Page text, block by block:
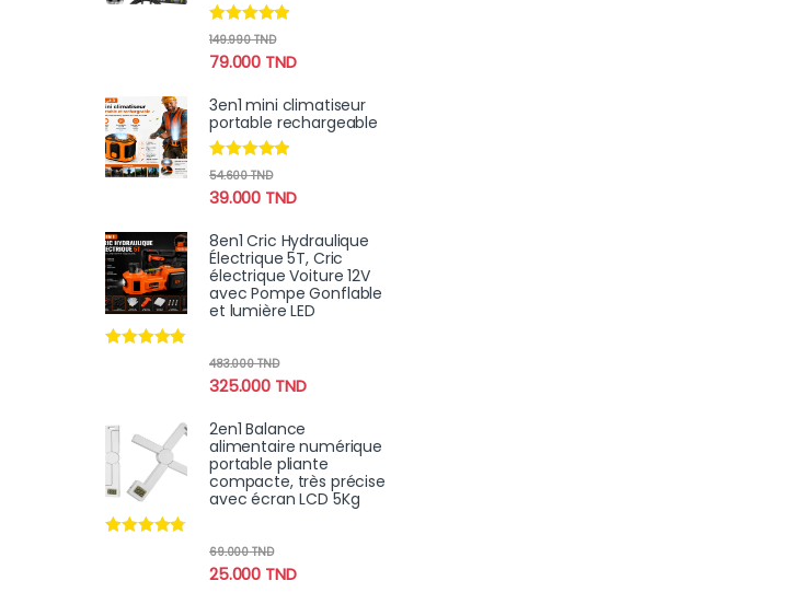
Note4.75
79.000 TND
149.990TND
3en1 mini climatiseur
portable rechargeable
Note4.75
39.000 TND
54.600TND
8en1 Cric Hydraulique
Électrique 5T, Cric
électrique Voiture 12V
avec Pompe Gonflable
et lumière LED
325.000 TND
483.000TND
2en1 Balance
alimentaire numérique
portable pliante
compacte, très précise
avec écran LCD 5Kg
25.000 TND
69.000TND